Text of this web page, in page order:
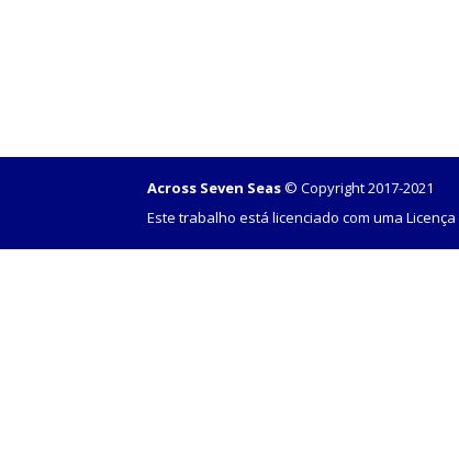
Across Seven Seas© Copyright 2017-2021
Este trabalho está licenciado com uma Licença